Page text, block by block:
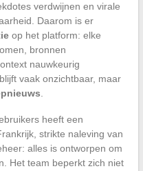
verdwijnen en virale
Daarom is er
op het platform: elke
bronnen
nauwkeurig
vaak onzichtbaar, maar
heeft een
strikte naleving van
alles is ontworpen om
Het team beperkt zich niet